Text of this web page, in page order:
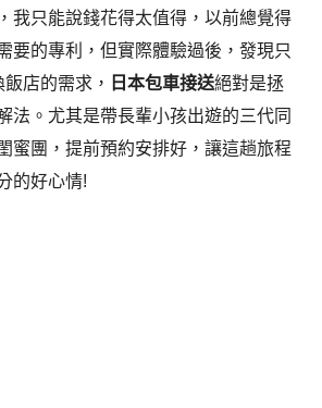
我只能說錢花得太值得， 以前總覺得
要的專利，但實際體驗過後，發現只
店的需求， 日本包車接送絕對是拯
法。尤其是帶長輩小孩出遊的三代同
蜜團，提前預約安排好， 讓這趟旅程
的好心情!